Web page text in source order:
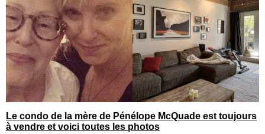
Le condo de la mère de Pénélope McQuade est toujours
à vendre et voici toutes les photos